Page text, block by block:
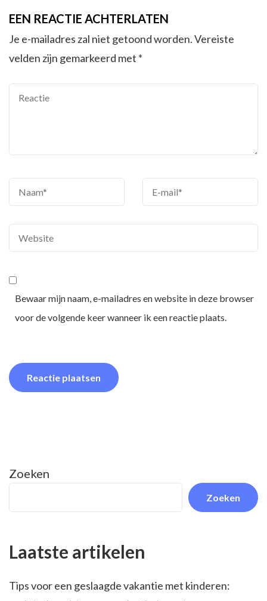
EEN REACTIE ACHTERLATEN
Je e-mailadres zal niet getoond worden.Vereiste
velden zijn gemarkeerd met *
Bewaar mijn naam, e-mailadres en website in deze browser
voor de volgende keer wanneer ik een reactie plaats.
Zoeken
Zoeken
Laatste artikelen
Tips voor een geslaagde vakantie met kinderen: